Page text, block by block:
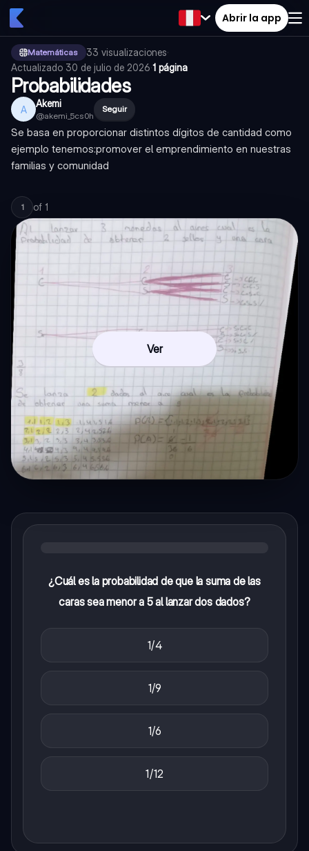
Abrir la app
Matemáticas 33 visualizaciones·
Actualizado 30 de julio de 2026·1 página
Probabilidades
A Akemi
@akemi_5cs0h
Seguir
Se basa en proporcionar distintos dígitos de cantidad como
ejemplo tenemos:promover el emprendimiento en nuestras
familias y comunidad
1 of 1
Ver
¿Cuál es la probabilidad de que la suma de las
caras sea menor a 5 al lanzar dos dados?
1/4
1/9
1/6
1/12